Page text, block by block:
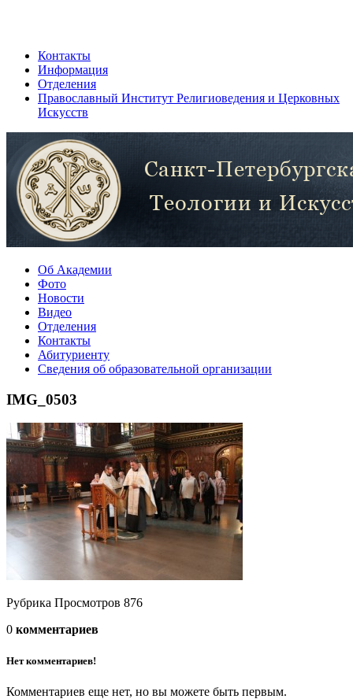
Контакты
Информация
Отделения
Православный Институт Религиоведения и Церковных
Искусств
Об Академии
Фото
Новости
Видео
Отделения
Контакты
Абитуриенту
Сведения об образовательной организации
IMG_0503
Рубрика Просмотров 876
0 комментариев
Нет комментариев!
Комментариев еще нет, но вы можете быть первым.